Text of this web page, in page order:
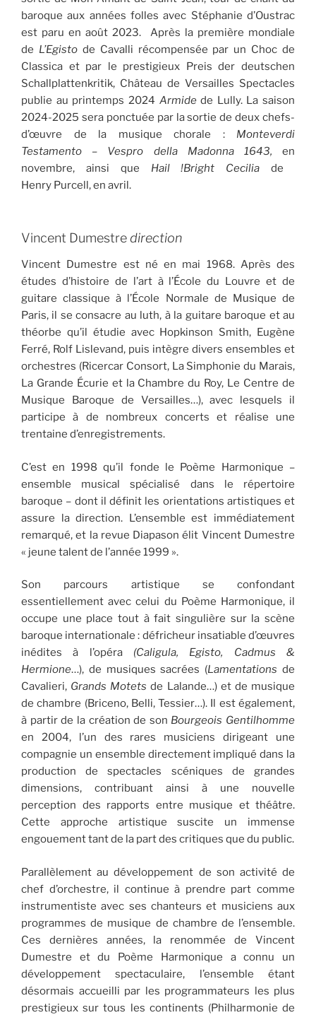
baroque aux années folles avec Stéphanie d’Oustrac
est paru en août 2023. Après la première mondiale
de L’Egistode Cavalli récompensée par un Choc de
Classica et par le prestigieux Preis der deutschen
Schallplattenkritik, Château de Versailles Spectacles
publie au printemps 2024 Armidede Lully. La saison
2024-2025​ sera ponctuée par la sortie de deux​ chefs-
d’œuvre de la musique chorale : Monteverdi
Testamento – Vespro della Madonna 1643, en
novembre​, ainsi que Hail !Bright Cecilia de ​
Henry Purcell​, en avril.
Vincent Dumestredirection
Vincent Dumestre est né en mai 1968. Après des
études d’histoire de l’art à l’École du Louvre et de
guitare classique à l’École Normale de Musique de
Paris, il se consacre au luth, à la guitare baroque et au
théorbe qu’il étudie avec Hopkinson Smith, Eugène
Ferré, Rolf Lislevand, puis intègre divers ensembles et
orchestres (Ricercar Consort, La Simphonie du Marais,
La Grande Écurie et la Chambre du Roy, Le Centre de
Musique Baroque de Versailles…), avec lesquels il
participe à de nombreux concerts et réalise une
trentaine d’enregistrements.
C’est en 1998 qu’il fonde le Poème Harmonique –
ensemble musical spécialisé dans le répertoire
baroque – dont il définit les orientations artistiques et
assure la direction. L’ensemble est immédiatement
remarqué, et la revue Diapason élit Vincent Dumestre
« jeune talent de l’année 1999 ».
Son parcours artistique se confondant
essentiellement avec celui du Poème Harmonique, il
occupe une place tout à fait singulière sur la scène
baroque internationale : défricheur insatiable d’œuvres
inédites à l’opéra (Caligula, Egisto, Cadmus &
Hermione…), de musiques sacrées (Lamentations de
Cavalieri, Grands Motets de Lalande…) et de musique
de chambre (Briceno, Belli, Tessier…). Il est également,
à partir de la création de son Bourgeois Gentilhomme
en 2004, l’un des rares musiciens dirigeant une
compagnie un ensemble directement impliqué dans la
production de spectacles scéniques de grandes
dimensions, contribuant ainsi à une nouvelle
perception des rapports entre musique et théâtre.
Cette approche artistique suscite un immense
engouement tant de la part des critiques que du public.
Parallèlement au développement de son activité de
chef d’orchestre, il continue à prendre part comme
instrumentiste avec ses chanteurs et musiciens aux
programmes de musique de chambre de l’ensemble.
Ces dernières années, la renommée de Vincent
Dumestre et du Poème Harmonique a connu un
développement spectaculaire, l’ensemble étant
désormais accueilli par les programmateurs les plus
prestigieux sur tous les continents (Philharmonie de